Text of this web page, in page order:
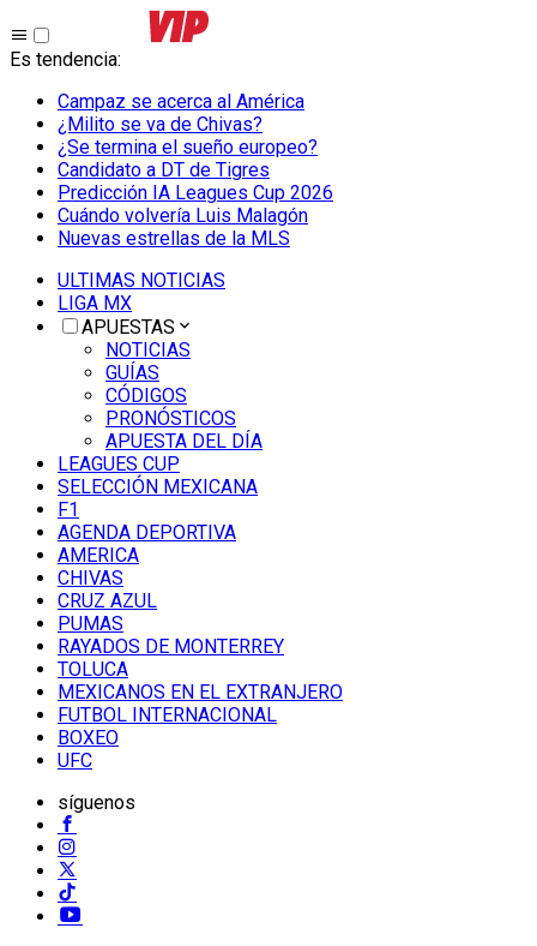
Es tendencia:
Campaz se acerca al América
¿Milito se va de Chivas?
¿Se termina el sueño europeo?
Candidato a DT de Tigres
Predicción IA Leagues Cup 2026
Cuándo volvería Luis Malagón
Nuevas estrellas de la MLS
ULTIMAS NOTICIAS
LIGA MX
APUESTAS
NOTICIAS
GUÍAS
CÓDIGOS
PRONÓSTICOS
APUESTA DEL DÍA
LEAGUES CUP
SELECCIÓN MEXICANA
F1
AGENDA DEPORTIVA
AMERICA
CHIVAS
CRUZ AZUL
PUMAS
RAYADOS DE MONTERREY
TOLUCA
MEXICANOS EN EL EXTRANJERO
FUTBOL INTERNACIONAL
BOXEO
UFC
síguenos